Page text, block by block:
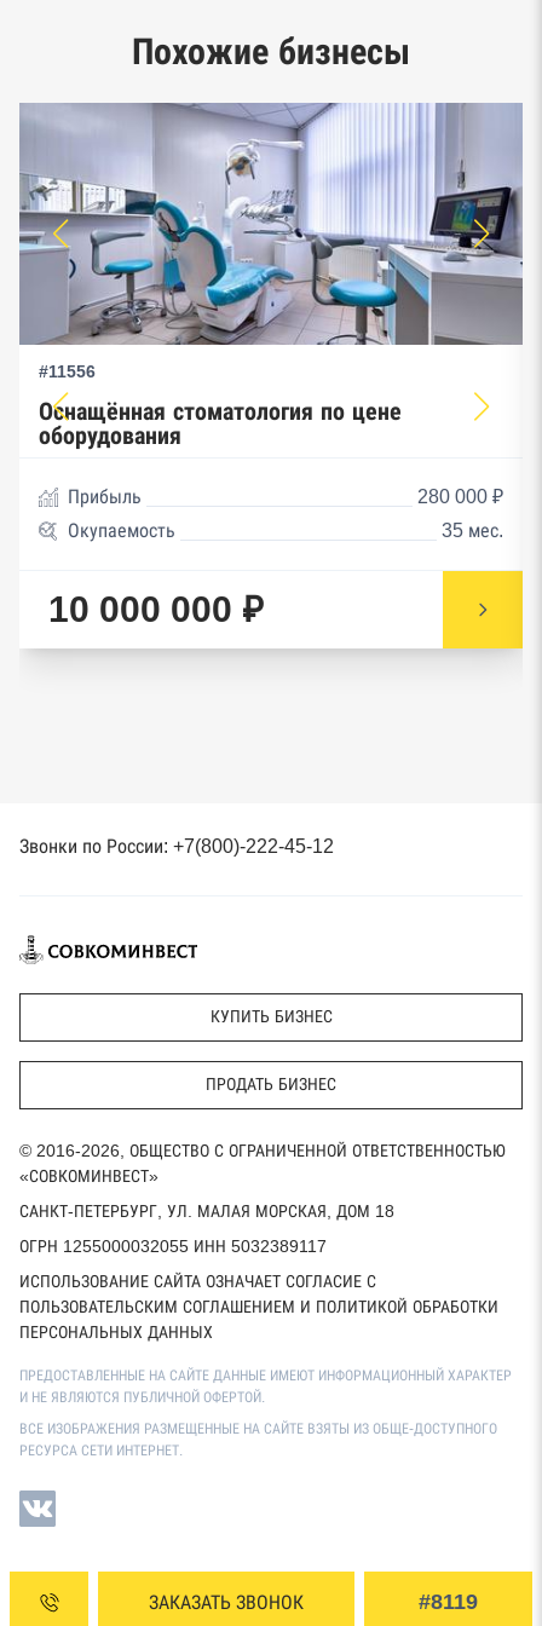
предпринимательства ФНС
ЗАКАЗАТЬ ЗВОНОК #8119
Похожие бизнесы
#11556
Оснащённая стоматология по цене
оборудования
Прибыль
280 000 ₽
Окупаемость
35 мес.
10 000 000 ₽
Звонки по России: +7(800)-222-45-12
КУПИТЬ БИЗНЕС
ПРОДАТЬ БИЗНЕС
© 2016-2026, ОБЩЕСТВО С ОГРАНИЧЕННОЙ ОТВЕТСТВЕННОСТЬЮ
«СОВКОМИНВЕСТ»
САНКТ-ПЕТЕРБУРГ, УЛ. МАЛАЯ МОРСКАЯ, ДОМ 18
ОГРН 1255000032055 ИНН 5032389117
ИСПОЛЬЗОВАНИЕ САЙТА ОЗНАЧАЕТ СОГЛАСИЕ С
ПОЛЬЗОВАТЕЛЬСКИМ СОГЛАШЕНИЕМ И ПОЛИТИКОЙ ОБРАБОТКИ
ПЕРСОНАЛЬНЫХ ДАННЫХ
ПРЕДОСТАВЛЕННЫЕ НА САЙТЕ ДАННЫЕ ИМЕЮТ ИНФОРМАЦИОННЫЙ ХАРАКТЕР
И НЕ ЯВЛЯЮТСЯ ПУБЛИЧНОЙ ОФЕРТОЙ.
ВСЕ ИЗОБРАЖЕНИЯ РАЗМЕЩЕННЫЕ НА САЙТЕ ВЗЯТЫ ИЗ ОБЩЕ-ДОСТУПНОГО
РЕСУРСА СЕТИ ИНТЕРНЕТ.